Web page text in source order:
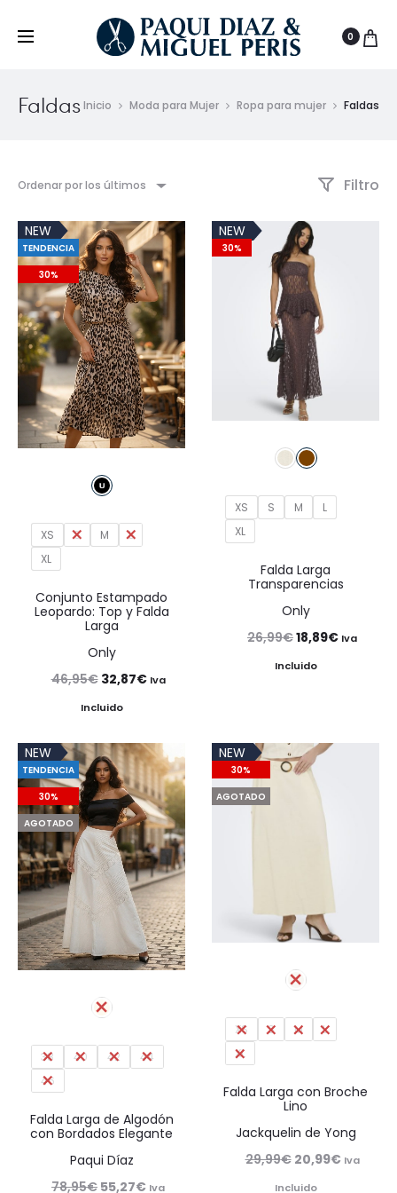
0
FaldasInicio Moda para Mujer Ropa para mujer Faldas
Ordenar por los últimos Filtro
NEW
TENDENCIA
30%
XS S M
L
XL
Conjunto Estampado
Leopardo: Top y Falda
Larga
Only
46,95€ El
precio
era:
46,95€.
32,87€El
es:
32,87€.
Iva
Incluido
NEW
30%
XS S M
L
XL
Falda Larga
Transparencias
Only
26,99€El
precio
26,99€.
18,89€ElIva
Incluido
NEW
TENDENCIA
30%
AGOTADO
38 40 42
44
46
Falda Larga de Algodón
con Bordados Elegante
Paqui Díaz
78,95€ El
55,27€ El
Iva
NEW
30%
AGOTADO
XS S M
L
XL
Falda Larga con Broche
Lino
Jackquelin de Yong
29,99€ El
precio
20,99€ElIva
Incluido